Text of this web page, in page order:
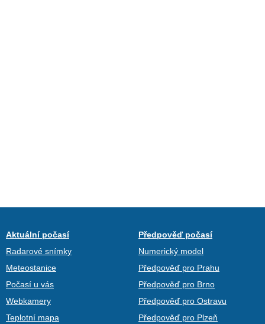
Aktuální počasí
Radarové snímky
Meteostanice
Počasí u vás
Webkamery
Teplotní mapa
Předpověď počasí
Numerický model
Předpověď pro Prahu
Předpověď pro Brno
Předpověď pro Ostravu
Předpověď pro Plzeň